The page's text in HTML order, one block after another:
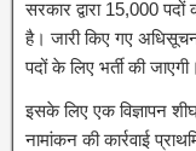
सरकार द्वारा 15,000
है। जारी किए गए
पदों के लिए भर्ती की जाएगी।
इसके लिए एक विज्ञापन
नामांकन की कार्रवाई